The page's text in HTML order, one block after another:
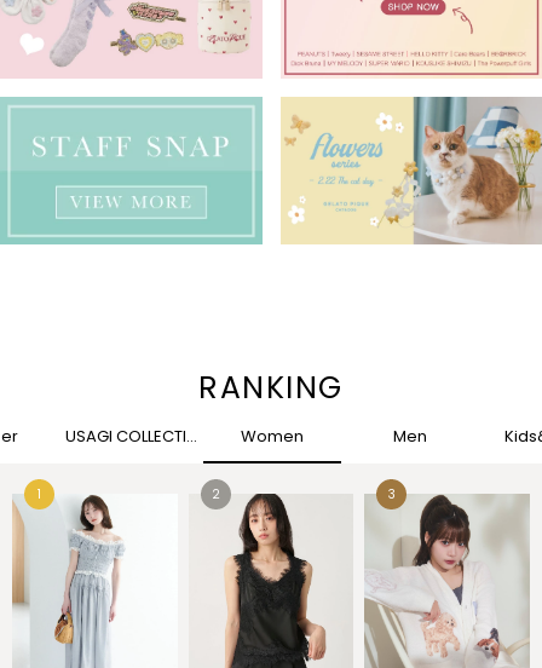
RANKING
USAGI COLLECTION Women Men